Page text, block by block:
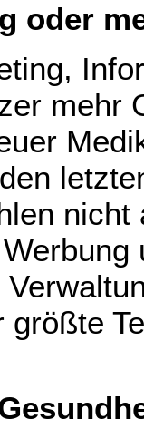
oder
mehr
größte